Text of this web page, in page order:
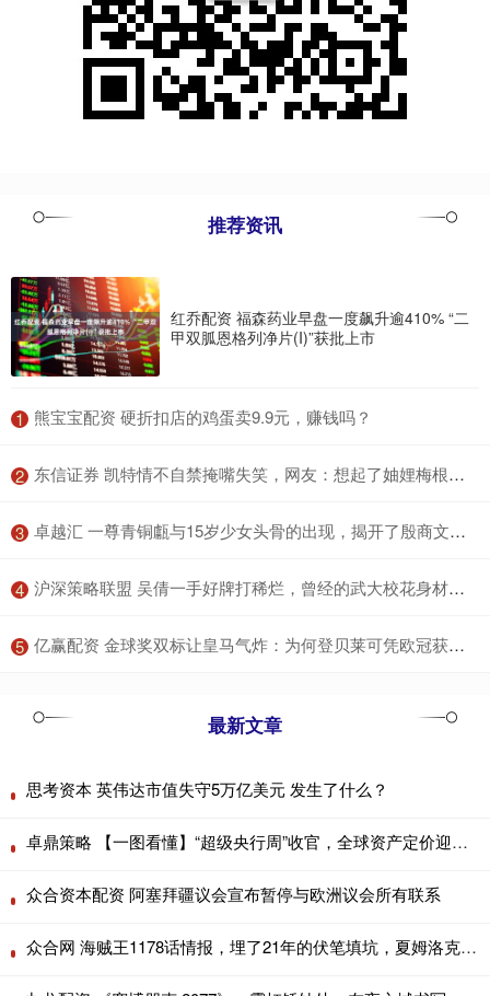
推荐资讯
红乔配资 福森药业早盘一度飙升逾410% “二
甲双胍恩格列净片(I)”获批上市
1 ​熊宝宝配资 硬折扣店的鸡蛋卖9.9元，赚钱吗？
2 ​东信证券 凯特情不自禁掩嘴失笑，网友：想起了妯娌梅根，实在忍不住啊_王室_视频_王子
3 ​卓越汇 一尊青铜甗与15岁少女头骨的出现，揭开了殷商文化的阴暗面_祭祀_人头_历史
4 ​沪深策略联盟 吴倩一手好牌打稀烂，曾经的武大校花身材发福变素人灵气星相全无
5 ​亿赢配资 金球奖双标让皇马气炸：为何登贝莱可凭欧冠获奖，维尼修斯就不行
最新文章
思考资本 英伟达市值失守5万亿美元 发生了什么？
卓鼎策略 【一图看懂】“超级央行周”收官，全球资产定价迎来关键节点
众合资本配资 阿塞拜疆议会宣布暂停与欧洲议会所有联系
众合网 海贼王1178话情报，埋了21年的伏笔填坑，夏姆洛克是龙的卧底